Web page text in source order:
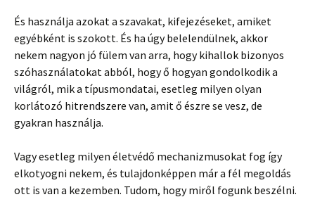
És használja azokat a szavakat, kifejezéseket, amiket
egyébként is szokott. És ha úgy belelendülnek, akkor
nekem nagyon jó fülem van arra, hogy kihallok bizonyos
szóhasználatokat abból, hogy ő hogyan gondolkodik a
világról, mik a típusmondatai, esetleg milyen olyan
korlátozó hitrendszere van, amit ő észre se vesz, de
gyakran használja.
Vagy esetleg milyen életvédő mechanizmusokat fog így
elkotyogni nekem, és tulajdonképpen már a fél megoldás
ott is van a kezemben. Tudom, hogy miről fogunk beszélni.